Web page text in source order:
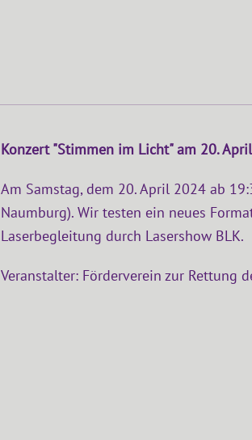
Konzert "Stimmen im Licht" am 20.
Am Samstag, dem 20. April 2024 ab
Naumburg). Wir testen ein neues
Laserbegleitung durch Lasershow BLK.
Veranstalter: Förderverein zur Rettung